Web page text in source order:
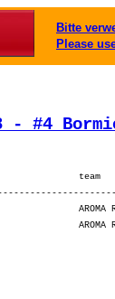
Bitte
Please
- #4
AROMA